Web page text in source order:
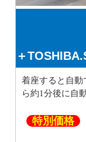
＋
着座すると自動
ら約1分後に自
特別価格